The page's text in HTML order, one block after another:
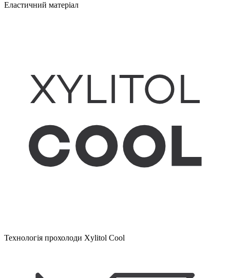
Еластичний матеріал
Технологія прохолоди Xylitol Cool